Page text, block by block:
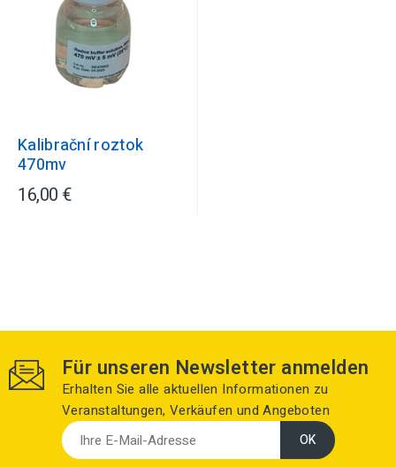
Kalibrační roztok
470mv
16,00 €
Für unseren Newsletter anmelden
Erhalten Sie alle aktuellen Informationen zu
Veranstaltungen, Verkäufen und Angeboten